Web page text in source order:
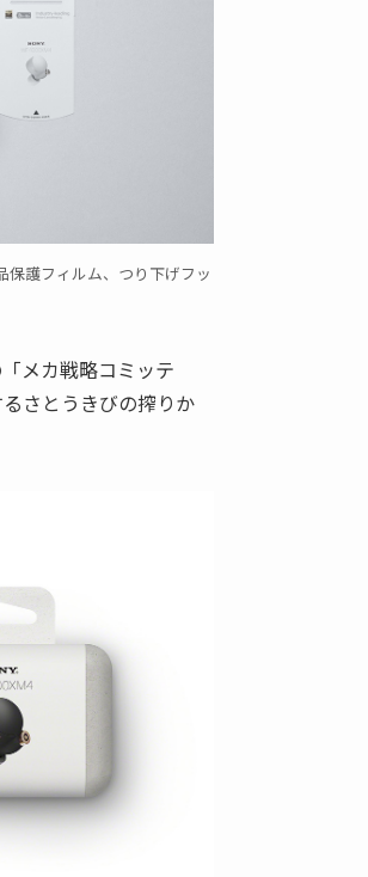
保護フィルム、つり下げフッ
メカ戦略コミッテ
さとうきびの搾りか